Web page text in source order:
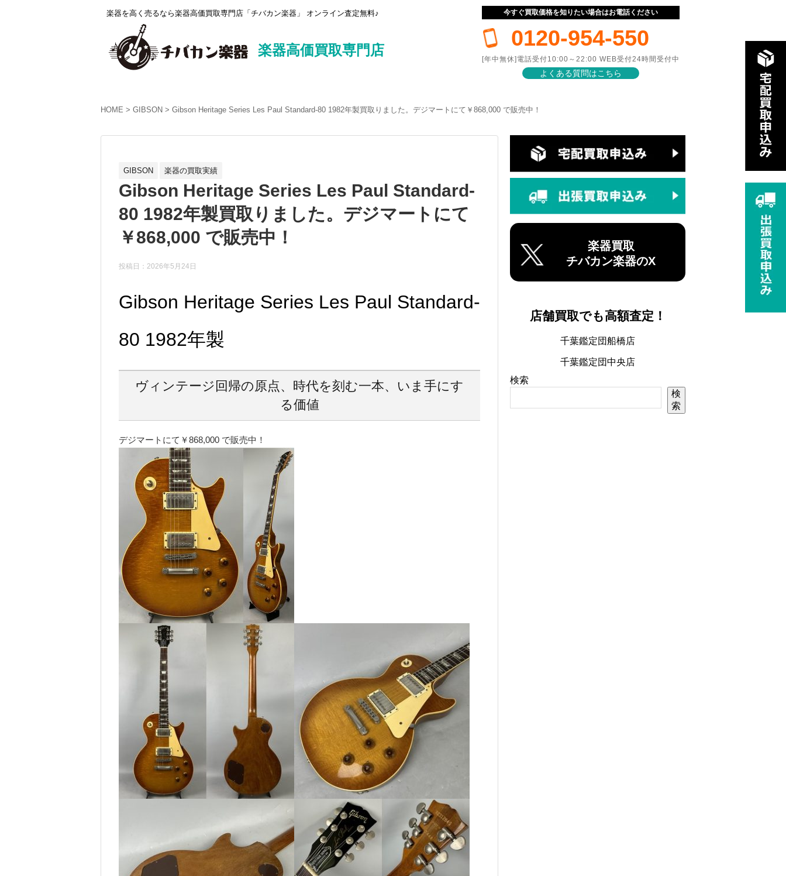
楽器を高く売るなら楽器高価買取専門店「チバカン楽器」 オンライン査定無料♪
楽器高価買取専門店
今すぐ買取価格を知りたい場合はお電話ください
0120-954-550
[年中無休]電話受付10:00～22:00 WEB受付24時間受付中
よくある質問はこちら
HOME GIBSON Gibson Heritage Series Les Paul Standard-80 1982年製買取りました。デジマートにて￥868,000 で販売中！
GIBSON 楽器の買取実績
Gibson Heritage Series Les Paul Standard-
80 1982年製買取りました。デジマートにて
￥868,000 で販売中！
投稿日：2026年5月24日
Gibson Heritage Series Les Paul Standard-
80 1982年製
ヴィンテージ回帰の原点、時代を刻む一本、いま手にす
る価値
デジマートにて￥868,000 で販売中！
楽器買取
チバカン楽器のX
店舗買取でも高額査定！
千葉鑑定団船橋店
千葉鑑定団中央店
検索
検
索